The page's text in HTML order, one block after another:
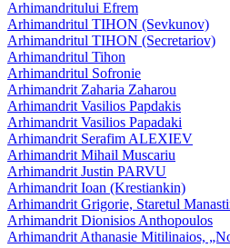
Arhimandritului Efrem
Arhimandritul TIHON (Sevkunov)
Arhimandritul TIHON (Secretariov)
Arhimandritul Tihon
Arhimandritul Sofronie
Arhimandrit Zaharia Zaharou
Arhimandrit Vasilios Papdakis
Arhimandrit Vasilios Papadaki
Arhimandrit Serafim ALEXIEV
Arhimandrit Mihail Muscariu
Arhimandrit Justin PARVU
Arhimandrit Ioan (Krestiankin)
Arhimandrit Grigorie, Staretul
Arhimandrit Dionisios Anthopoulos
Arhimandrit Athanasie Mitilinaios,